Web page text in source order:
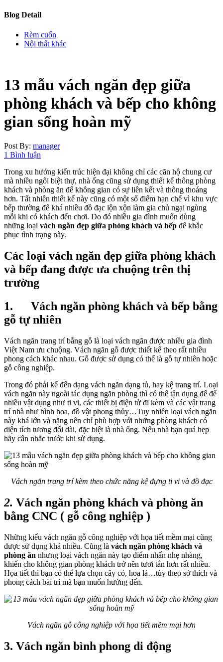
Blog Detail
Rèm cuốn
Nội thất khác
13 mẫu vách ngăn đẹp giữa
phòng khách và bếp cho không
gian sống hoàn mỹ
Post By: manager
1 Bình luận
Trong xu hướng kiến trúc hiện đại không chỉ các căn hộ chung cư
mà nhiều ngôi biệt thự, nhà ống cũng sử dụng thiết kế thông phòng
khách và phòng ăn để không gian có sự liên kết và thông thoáng
hơn. Tất nhiên thiết kế này cũng có một số điểm hạn chế vì khu vực
bếp thường để khá nhiều đồ đạc lộn xộn làm gia chủ ngại ngùng
mỗi khi có khách đến chơi. Do đó nhiều gia đình muốn dùng
những loại vách ngăn đẹp giữa phòng khách và bếp để khắc
phục tình trạng này.
Các loại vách ngăn đẹp giữa phòng khách
và bếp đang được ưa chuộng trên thị
trường
1. Vách ngăn phòng khách và bếp bằng
gỗ tự nhiên
Vách ngăn trang trí bằng gỗ là loại vách ngăn được nhiều gia đình
Việt Nam ưu chuộng. Vách ngăn gỗ được thiết kế theo rất nhiều
phong cách khác nhau. Gỗ được sử dụng có thể là gỗ tự nhiên hoặc
gỗ công nghiệp.
Trong đó phải kể đến dạng vách ngăn dạng tủ, hay kệ trang trí. Loại
vách ngăn này ngoài tác dụng ngăn phòng thì có thể tận dụng để để
nhiều vật dụng như ti vi, các thiết bị điện tử đi kèm và các vật trang
trí nhà như bình hoa, đồ vật phong thủy…Tuy nhiên loại vách ngăn
này khá lớn và nặng nên chỉ phù hợp với những phòng khách có
diện tích tương đối dài, đặc biệt là nhà ống. Nếu nhà bạn quá hẹp
hãy cân nhắc trước khi sử dụng.
Vách ngăn trang trí kèm theo chức năng kệ đựng ti vi và đồ đạc
2. Vách ngăn phòng khách và phòng ăn
bằng CNC ( gỗ công nghiệp )
Những kiểu vách ngăn gỗ công nghiệp với họa tiết mềm mại cũng
được sử dụng khá nhiều. Cũng là vách ngăn phòng khách và
phòng ăn nhưng loại vách ngăn này tạo điểm nhấn nhẹ nhàng,
khiến cho không gian phòng khách trở nên tươi tắn hơn rất nhiều.
Họa tiết thì bạn có thể lựa chọn cây cỏ, hoa lá…tùy theo sở thích và
phong cách bài trí mà bạn muốn hướng đến.
Vách ngăn gỗ công nghiệp với họa tiết mềm mại hơn
3. Vách ngăn bình phong di động